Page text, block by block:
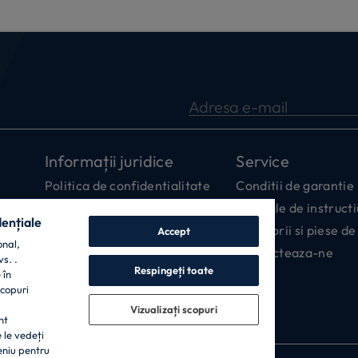
Adresa e-mail
Informații juridice
Politica de confidentialitate
Centrul de preferințe de
confidențialitate
Declarație de accesibilitate
Codul de etică
Data Act Policy
Service
Conditii de garantie
Manuale de
Accesorii si piese
Contacteaza-ne
.
în
le vedeți
pentru
Accept
Respingeți toate
Vizualizați scopuri